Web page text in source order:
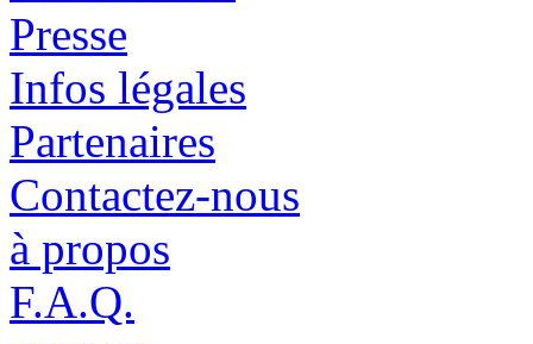
Presse
Infos légales
Partenaires
Contactez-nous
à propos
F.A.Q.